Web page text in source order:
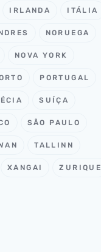
IRLANDA ITÁLIA
NORUEGA
NOVA YORK
PORTUGAL
SUÍÇA
SÃO PAULO
TALLINN
XANGAI ZURIQUE